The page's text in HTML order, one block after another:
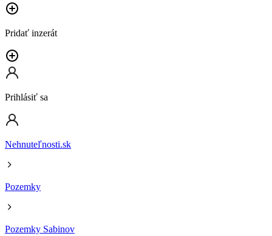
Pridať inzerát
Prihlásiť sa
Nehnuteľnosti.sk
Pozemky
Pozemky Sabinov